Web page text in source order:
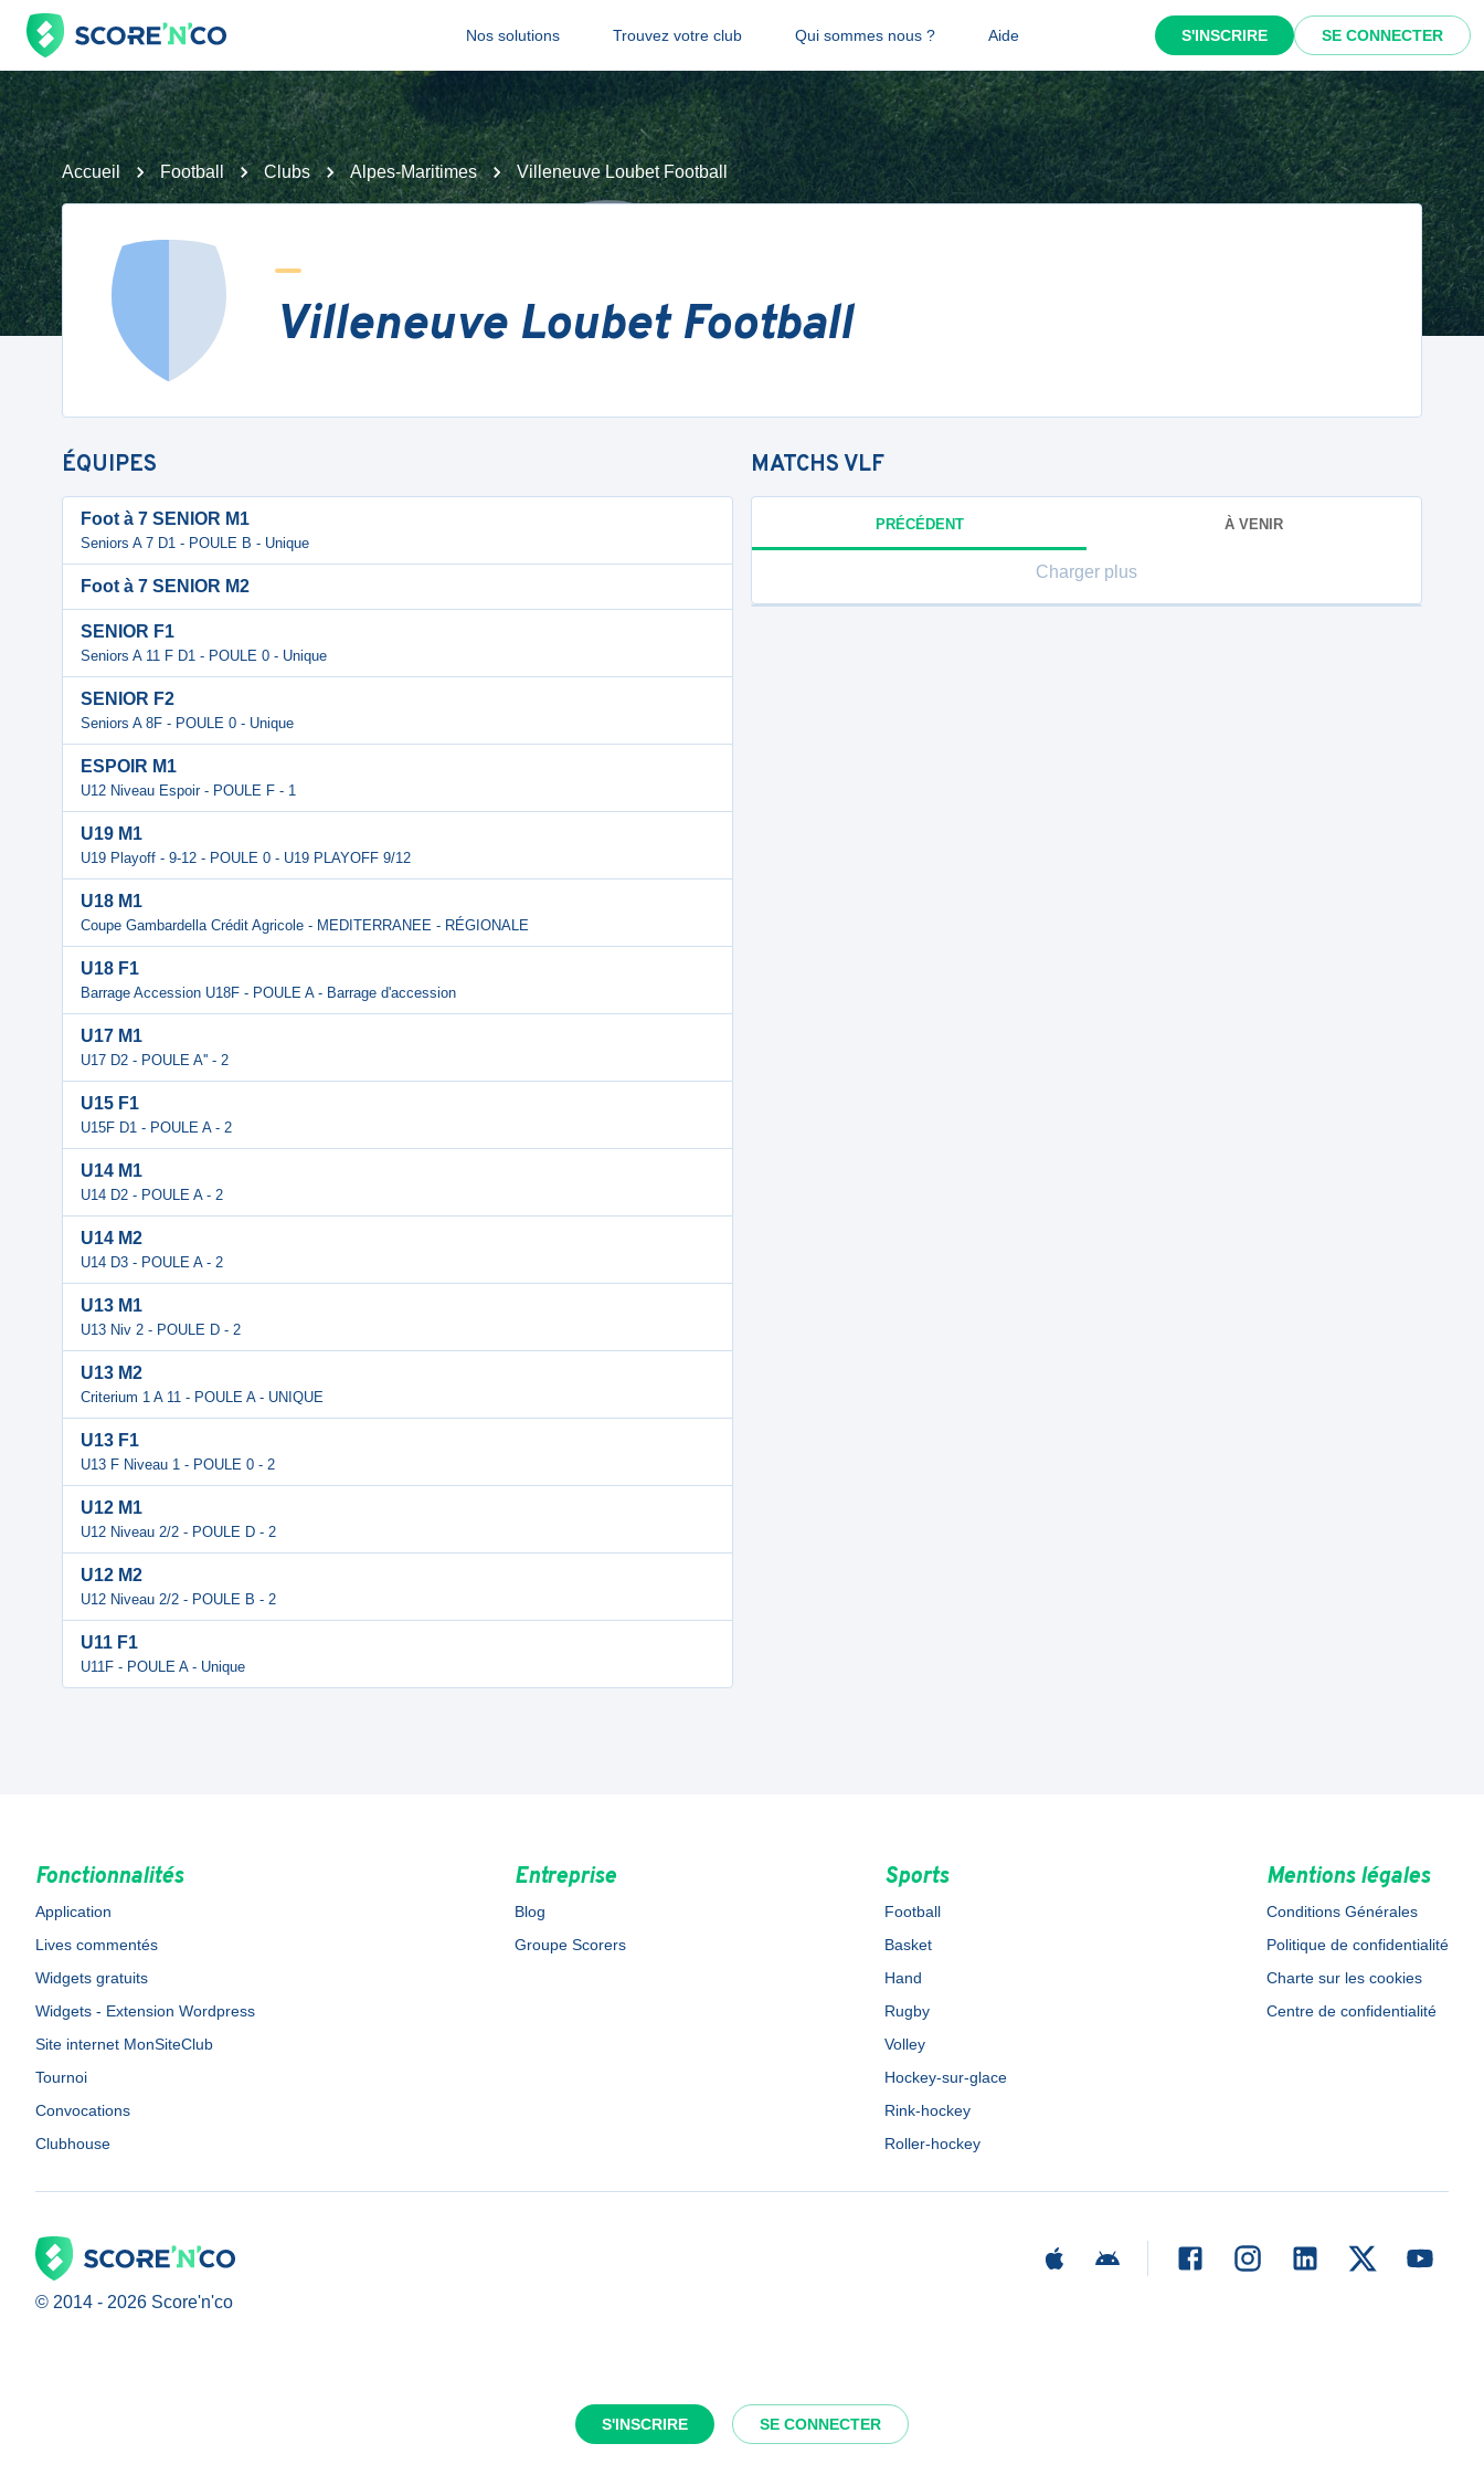
Nos solutions Trouvez votre club Qui sommes nous ? Aide S'INSCRIRE SE CONNECTER
S'INSCRIRE SE CONNECTER
Accueil Football Clubs Alpes-Maritimes Villeneuve Loubet Football
Villeneuve Loubet Football
ÉQUIPES
Foot à 7 SENIOR M1
Seniors A 7 D1 - POULE B - Unique
Foot à 7 SENIOR M2
SENIOR F1
Seniors A 11 F D1 - POULE 0 - Unique
SENIOR F2
Seniors A 8F - POULE 0 - Unique
ESPOIR M1
U12 Niveau Espoir - POULE F - 1
U19 M1
U19 Playoff - 9-12 - POULE 0 - U19 PLAYOFF 9/12
U18 M1
Coupe Gambardella Crédit Agricole - MEDITERRANEE - RÉGIONALE
U18 F1
Barrage Accession U18F - POULE A - Barrage d'accession
U17 M1
U17 D2 - POULE A'' - 2
U15 F1
U15F D1 - POULE A - 2
U14 M1
U14 D2 - POULE A - 2
U14 M2
U14 D3 - POULE A - 2
U13 M1
U13 Niv 2 - POULE D - 2
U13 M2
Criterium 1 A 11 - POULE A - UNIQUE
U13 F1
U13 F Niveau 1 - POULE 0 - 2
U12 M1
U12 Niveau 2/2 - POULE D - 2
U12 M2
U12 Niveau 2/2 - POULE B - 2
U11 F1
U11F - POULE A - Unique
MATCHSVLF
PRÉCÉDENT À VENIR
Charger plus
Fonctionnalités
Application
Lives commentés
Widgets gratuits
Widgets - Extension Wordpress
Site internet MonSiteClub
Tournoi
Convocations
Clubhouse
Entreprise
Blog
Groupe Scorers
Sports
Football
Basket
Hand
Rugby
Volley
Hockey-sur-glace
Rink-hockey
Roller-hockey
Mentions légales
Conditions Générales
Politique de confidentialité
Charte sur les cookies
Centre de confidentialité
© 2014 - 2026 Score'n'co